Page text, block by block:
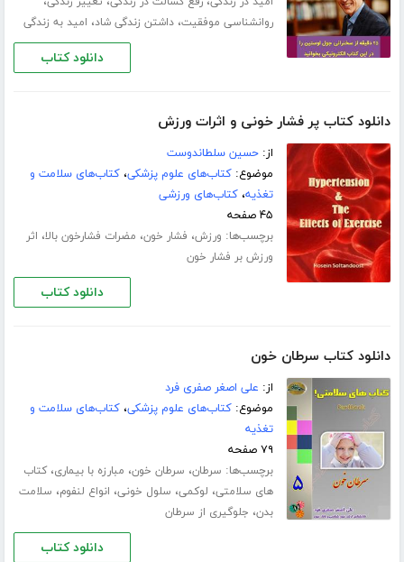
روانشناسی موفقیت،داشتن زندگی شاد، امید به زندگی
دانلود کتاب
دانلود کتاب پر فشار خونی و اثرات ورزش
از:حسین سلطاندوست
موضوع:کتاب‌های علوم پزشکی،کتاب‌های سلامت و
تغذیه،کتاب‌های ورزشی
۴۵ صفحه
برچسب‌ها: ورزش، فشار خون، مضرات فشارخون بالا، اثر
ورزش بر فشار خون
دانلود کتاب
دانلود کتاب سرطان خون
از: علی اصغر صفری فرد
موضوع:کتاب‌های علوم پزشکی،کتاب‌های سلامت و
تغذیه
۷۹ صفحه
برچسب‌ها: سرطان، سرطان خون، مبارزه با بیماری،کتاب
های سلامتی، لوکمی، سلول خونی، انواع لنفوم، سلامت
بدن، جلوگیری از سرطان
دانلود کتاب